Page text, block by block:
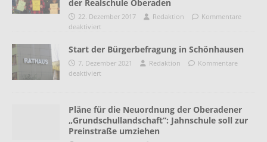
der Realschule Oberaden
22. Dezember 2017 Redaktion
Kommentare
deaktiviert
Start der Bürgerbefragung in Schönhausen
7. Dezember 2021 Redaktion
Kommentare
deaktiviert
Pläne für die Neuordnung der Oberadener
„Grundschullandschaft“: Jahnschule soll zur
Preinstraße umziehen